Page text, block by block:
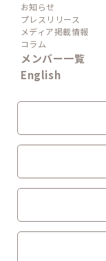
お知らせ
プレスリリース
メディア掲載情報
コラム
メンバー一覧
English